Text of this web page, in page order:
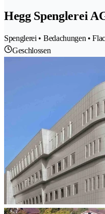
Hegg Spenglerei
Spenglerei • Bedachungen •
Geschlossen